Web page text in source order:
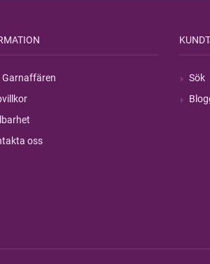
Garnaffären
oss
Sök